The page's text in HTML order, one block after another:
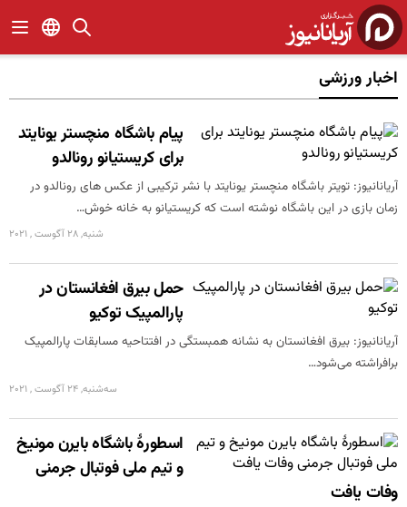
اخبار ورزشی
پیام باشگاه منچستر یونایتد
برای کریستیانو رونالدو
آریانانیوز: تویتر باشگاه منچستر یونایتد با نشر ترکیبی از عکس های رونالدو در
زمان بازی در این باشگاه نوشته است که کریستیانو به خانه خوش…
شنبه, 28 آگوست , 2021
حمل بیرق افغانستان در
پارالمپیک توکیو
آریانانیوز: بیرق افغانستان به نشانه همبستگی در افتتاحیه مسابقات پارالمپیک
برافراشته می‌شود…
سه‌شنبه, 24 آگوست , 2021
اسطورۀ باشگاه بایرن مونیخ
و تیم ملی فوتبال جرمنی
وفات یافت